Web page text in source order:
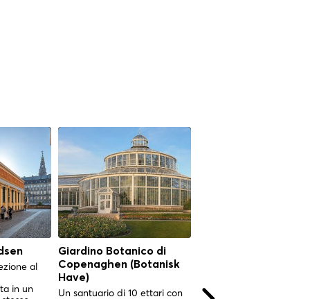
al
in un
Giardino Botanico di
Copenaghen (Botanisk
Have)
Un santuario di 10 ettari con
Un santuario di 10 ettari